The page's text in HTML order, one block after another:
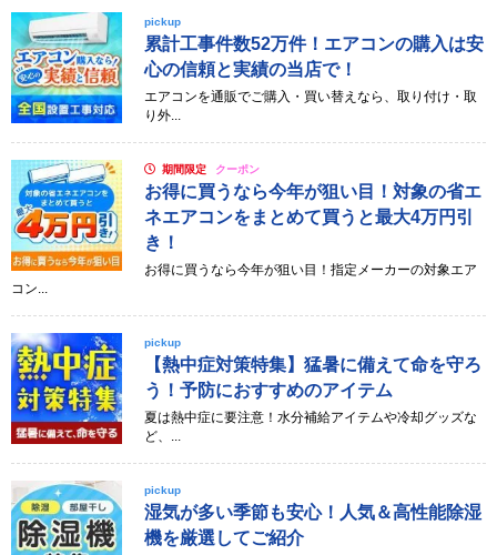
pickup
累計工事件数52万件！エアコンの購入は安
心の信頼と実績の当店で！
エアコンを通販でご購入・買い替えなら、取り付け・取
り外...
期間限定 クーポン
お得に買うなら今年が狙い目！対象の省エ
ネエアコンをまとめて買うと最大4万円引
き！
お得に買うなら今年が狙い目！指定メーカーの対象エア
コン...
pickup
【熱中症対策特集】猛暑に備えて命を守ろ
う！予防におすすめのアイテム
夏は熱中症に要注意！水分補給アイテムや冷却グッズな
ど、...
pickup
湿気が多い季節も安心！人気＆高性能除湿
機を厳選してご紹介